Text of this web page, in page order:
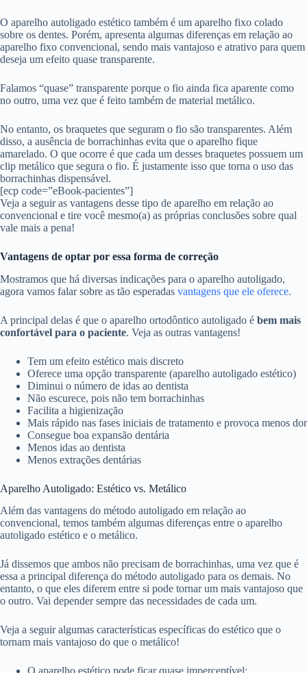
O aparelho autoligado estético também é um aparelho fixo colado
sobre os dentes. Porém, apresenta algumas diferenças em relação ao
aparelho fixo convencional, sendo mais vantajoso e atrativo para quem
deseja um efeito quase transparente.
Falamos “quase” transparente porque o fio ainda fica aparente como
no outro, uma vez que é feito também de material metálico.
No entanto, os braquetes que seguram o fio são transparentes. Além
disso, a ausência de borrachinhas evita que o aparelho fique
amarelado. O que ocorre é que cada um desses braquetes possuem um
clip metálico que segura o fio. É justamente isso que torna o uso das
borrachinhas dispensável.
[ecp code=”eBook-pacientes”]
Veja a seguir as vantagens desse tipo de aparelho em relação ao
convencional e tire você mesmo(a) as próprias conclusões sobre qual
vale mais a pena!
Vantagens de optar por essa forma de correção
Mostramos que há diversas indicações para o aparelho autoligado,
agora vamos falar sobre as tão esperadas vantagens que ele oferece.
A principal delas é que o aparelho ortodôntico autoligado é bem mais
confortável para o paciente. Veja as outras vantagens!
Tem um efeito estético mais discreto
Oferece uma opção transparente (aparelho autoligado estético)
Diminui o número de idas ao dentista
Não escurece, pois não tem borrachinhas
Facilita a higienização
Mais rápido nas fases iniciais de tratamento e provoca menos dor
Consegue boa expansão dentária
Menos idas ao dentista
Menos extrações dentárias
Aparelho Autoligado: Estético vs. Metálico
Além das vantagens do método autoligado em relação ao
convencional, temos também algumas diferenças entre o aparelho
autoligado estético e o metálico.
Já dissemos que ambos não precisam de borrachinhas, uma vez que é
essa a principal diferença do método autoligado para os demais. No
entanto, o que eles diferem entre si pode tornar um mais vantajoso que
o outro. Vai depender sempre das necessidades de cada um.
Veja a seguir algumas características específicas do estético que o
tornam mais vantajoso do que o metálico!